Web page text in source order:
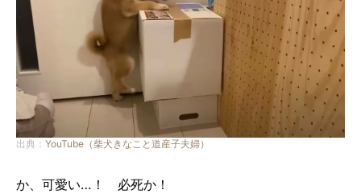
出典： YouTube（柴犬きなこと道産子夫婦）
か、可愛い…！ 必死か！